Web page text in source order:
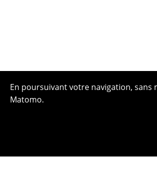
En poursuivant votre navigation,
Matomo.